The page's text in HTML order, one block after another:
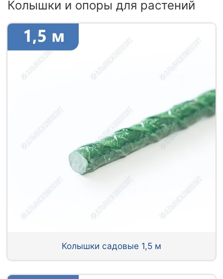
Колышки и опоры для растений
Колышки садовые 1,5 м